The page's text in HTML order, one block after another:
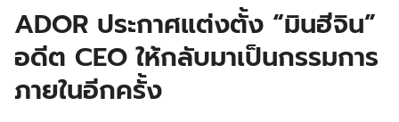
ADOR ประกาศแต่งตั้ง “มินฮีจิน”
อดีต CEO ให้กลับมาเป็นกรรมการ
ภายในอีกครั้ง